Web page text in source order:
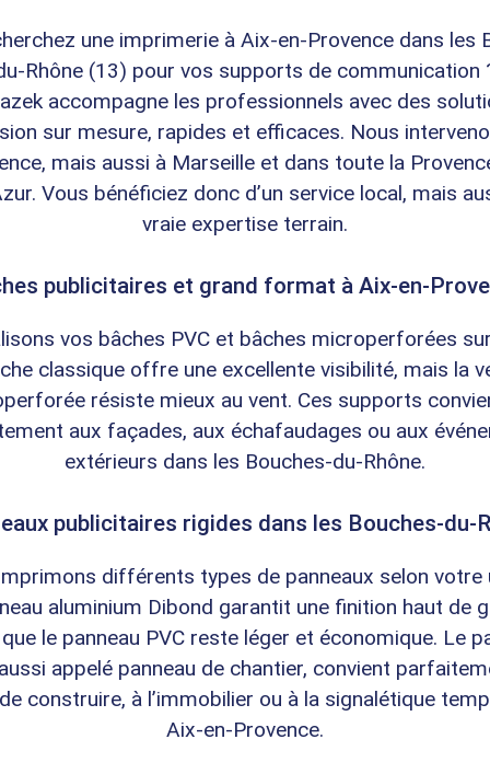
une imprimerie à Aix-en-Provence dans les
Rhône (13) pour vos supports de communication
accompagne les professionnels avec des
sur mesure, rapides et efficaces. Nous
mais aussi à Marseille et dans toute la
Vous bénéficiez donc d’un service local, mais
vraie expertise terrain.
publicitaires et grand format à Aix-en-
vos bâches PVC et bâches microperforées
classique offre une excellente visibilité, mais la
résiste mieux au vent. Ces supports
aux façades, aux échafaudages ou aux
extérieurs dans les Bouches-du-Rhône.
publicitaires rigides dans les Bouches-du-
différents types de panneaux selon votre
aluminium Dibond garantit une finition haut de
le panneau PVC reste léger et économique. Le
appelé panneau de chantier, convient
construire, à l’immobilier ou à la signalétique
Aix-en-Provence.